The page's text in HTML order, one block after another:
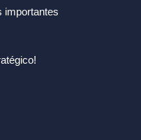
importantes